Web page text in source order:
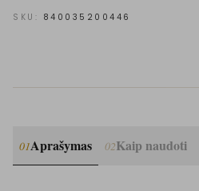
SKU: 840035200446
01Aprašymas 02Kaip naudoti